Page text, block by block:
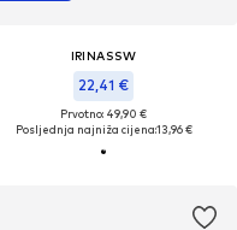
IRINASSW
22,41 €
Prvotno: 49,90 €
Posljednja najniža cijena:13,96 €